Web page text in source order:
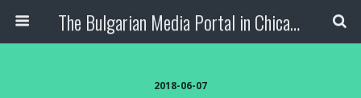
The Bulgarian Media Portal in Chicago
2018-06-07